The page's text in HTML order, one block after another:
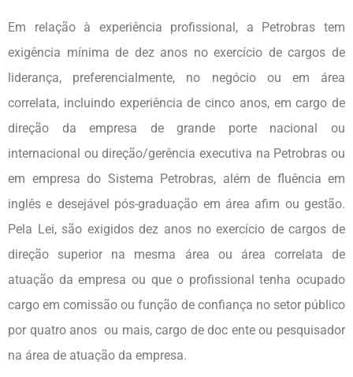
Em relação à experiência profissional, a Petrobras tem
exigência mínima de dez anos no exercício de cargos de
liderança, preferencialmente, no negócio ou em área
correlata, incluindo experiência de cinco anos, em cargo de
direção da empresa de grande porte nacional ou
internacional ou direção/gerência executiva na Petrobras ou
em empresa do Sistema Petrobras, além de fluência em
inglês e desejável pós-graduação em área afim ou gestão.
Pela Lei, são exigidos dez anos no exercício de cargos de
direção superior na mesma área ou área correlata de
atuação da empresa ou que o profissional tenha ocupado
cargo em comissão ou função de confiança no setor público
por quatro anos ou mais, cargo de doc ente ou pesquisador
na área de atuação da empresa.